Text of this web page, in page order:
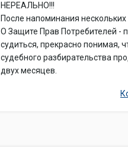
НЕРЕАЛЬНО!!!
После напоминания нескольких
О Защите Прав Потребителей -
судиться, прекрасно понимая,
судебного разбирательства
двух месяцев.